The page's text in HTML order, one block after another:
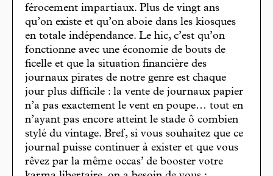
férocement impartiaux. Plus de vingt ans
qu’on existe et qu’on aboie dans les kiosques
en totale indépendance. Le hic, c’est qu’on
fonctionne avec une économie de bouts de
ficelle et que la situation financière des
journaux pirates de notre genre est chaque
jour plus difficile : la vente de journaux papier
n’a pas exactement le vent en poupe… tout en
n’ayant pas encore atteint le stade ô combien
stylé du vintage. Bref, si vous souhaitez que ce
journal puisse continuer à exister et que vous
rêvez par la même occas’ de booster votre